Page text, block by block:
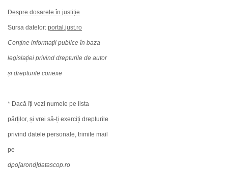
Despre dosarele în justiție
Sursa datelor: portal.just.ro
Conține informații publice în baza
legislației privind drepturile de autor
și drepturile conexe
* Dacă îți vezi numele pe lista
părților, și vrei să-ți exerciți drepturile
privind datele personale, trimite mail
pe
dpo[arond]datascop.ro